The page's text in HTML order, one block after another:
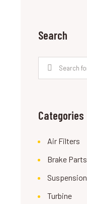
Search
Categories
Air Filters
Brake Parts
Suspension
Turbine